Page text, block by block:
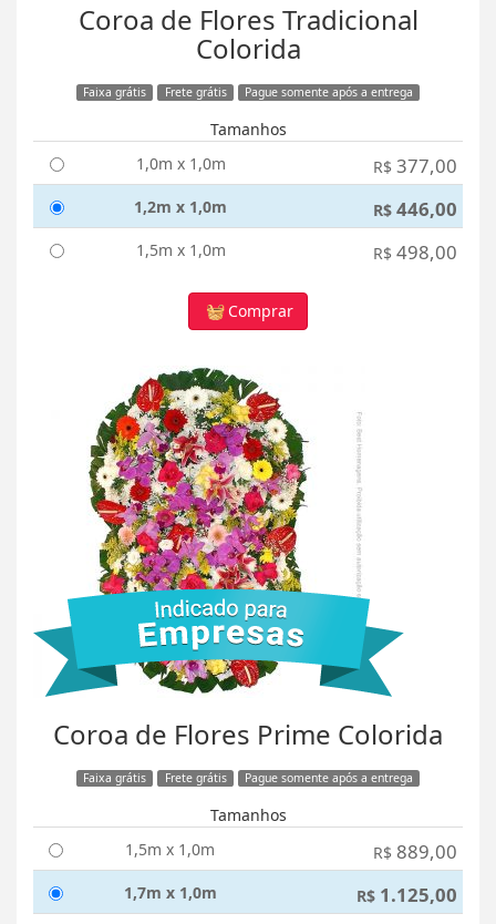
Coroa de Flores Tradicional
Colorida
Faixa grátis Frete grátis Pague somente após a entrega
Tamanhos
1,0m x 1,0m
R$ 377,00
1,2m x 1,0m R$ 446,00
1,5m x 1,0m R$ 498,00
Comprar
Coroa de Flores Prime Colorida
Faixa grátis Frete grátis Pague somente após a entrega
Tamanhos
1,5m x 1,0m
R$ 889,00
1,7m x 1,0m R$ 1.125,00